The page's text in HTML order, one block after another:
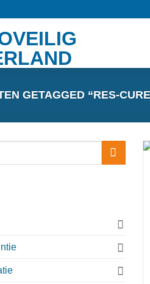
GETAGGED “RES-